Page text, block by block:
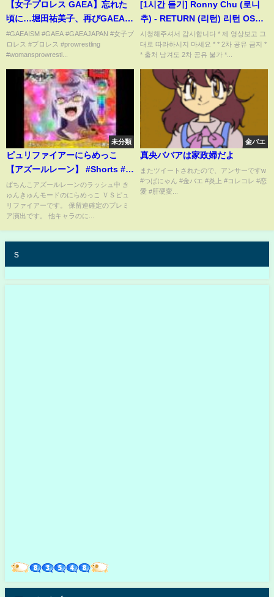
【女子プロレス GAEA】忘れた
頃に…堀田祐美子、再びGAEAマ
ット乱入！ 2003年3月4日 東
京・後楽園ホール
#GAEAISM #GAEA #GAEAJAPAN #女子プ
ロレス #プロレス #prowrestling
#womansprowrestl...
[1시간 듣기] Ronny Chu (로니
추) - RETURN (리턴) 리턴 OST 1
시간 듣기
시청해주셔서 감사합니다 * 제 영상보고 그
대로 따라하시지 마세요 * * 2차 공유 금지 *
* 출처 남겨도 2차 공유 불가 *...
未分類
ピュリファイアーにらめっこ
【アズールレーン】 #Shorts #パ
チンコ #高野麻里佳 #きゅんきゅ
んモード #アズールレーン
#azurlane
ぱちんこアズールレーンのラッシュ中 き
ゅんきゅんモードのにらめっこ ＶＳピュ
リファイアーです。 保留連確定のプレミ
ア演出です。 他キャラのに...
金バエ
真央ババアは家政婦だよ
またツイートされたので、アンサーですw
#つばにゃん #金バエ #炎上 #コレコレ #恋
愛 #肝硬変...
s